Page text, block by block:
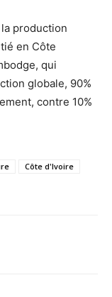
la production
en Côte
qui
globale, 90%
contre 10%
Côte d'Ivoire